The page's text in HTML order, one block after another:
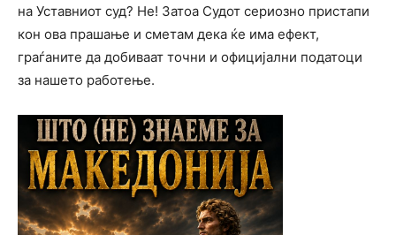
на Уставниот суд? Не! Затоа Судот сериозно пристапи
кон ова прашање и сметам дека ќе има ефект,
граѓаните да добиваат точни и официјални податоци
за нашето работење.